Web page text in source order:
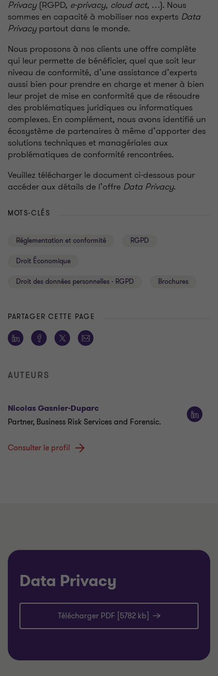
Privacy(RGPD, e-privacy, cloud act, …). Nous
sommes en capacité à mobiliser nos experts Data
Privacypartout dans le monde.
Nous proposons à nos clients une offre complète
qui leur permette de bénéficier, quel que soit leur
niveau de conformité, d’une assistance d’experts
aussi bien pour prendre en charge et mener à bien
leur projet de mise en conformité que de résoudre
des problématiques juridiques ou informatiques
complexes. En complément, nous avons identifié un
écosystème de partenaires à même d’apporter des
solutions techniques et managériales aux
problématiques de conformité rencontrées.
Veuillez télécharger le document ci-dessous pour
accéder aux détails de l’offre Data Privacy.
MOTS-CLÉS
Réglementation et conformité RGPD
Droit Économique
Droit des données personnelles - RGPD Brochures
PARTAGER CETTE PAGE
AUTEURS
Nicolas Gasnier-Duparc
Partner, Business Risk Services and Forensic.
Consulter le profil
Data Privacy
Télécharger PDF [5782 kb]